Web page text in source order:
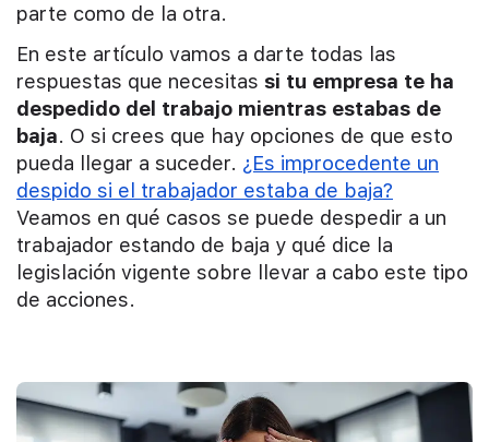
parte como de la otra.
En este artículo vamos a darte todas las
respuestas que necesitas si tu empresa te ha
despedido del trabajo mientras estabas de
baja. O si crees que hay opciones de que esto
pueda llegar a suceder. ¿Es improcedente un
despido si el trabajador estaba de baja?
Veamos en qué casos se puede despedir a un
trabajador estando de baja y qué dice la
legislación vigente sobre llevar a cabo este tipo
de acciones.